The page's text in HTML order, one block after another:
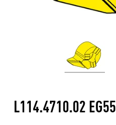
L114.4710.02 EG55